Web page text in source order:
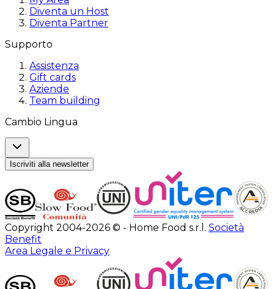
Diventa un Host
Diventa Partner
Supporto
Assistenza
Gift cards
Aziende
Team building
Cambio Lingua
Iscriviti alla newsletter
Copyright 2004-2026 © - Home Food s.r.l. Società
Benefit
Area Legale e Privacy